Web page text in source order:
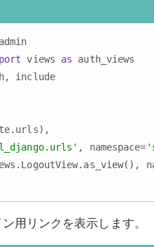
views as
include
, namespace=
用リンクを表示します。